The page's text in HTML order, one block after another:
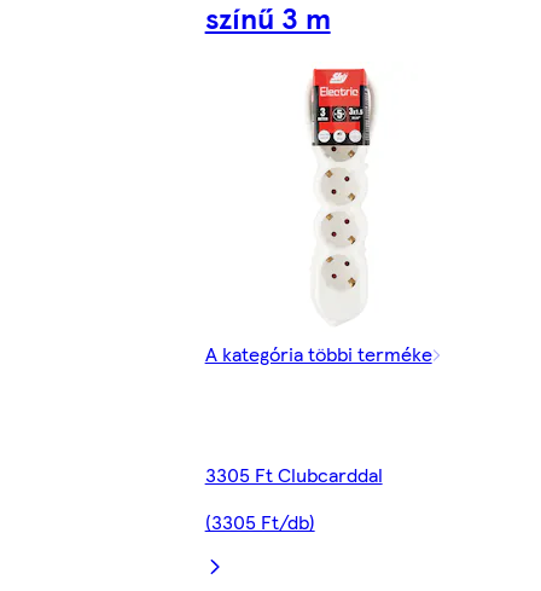
színű 3 m
A kategória többi terméke
3305 Ft Clubcarddal
(3305 Ft/db)